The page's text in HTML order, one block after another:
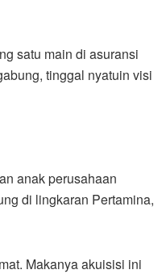
satu main di asuransi
tinggal nyatuin visi
anak perusahaan
di lingkaran Pertamina,
Makanya akuisisi ini